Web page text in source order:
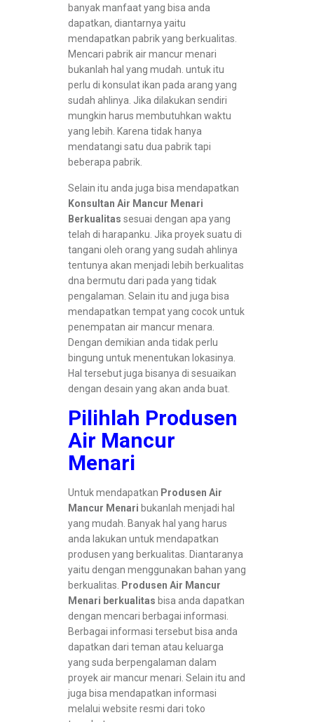
banyak manfaat yang bisa anda
dapatkan, diantarnya yaitu
mendapatkan pabrik yang berkualitas.
Mencari pabrik air mancur menari
bukanlah hal yang mudah. untuk itu
perlu di konsulat ikan pada arang yang
sudah ahlinya. Jika dilakukan sendiri
mungkin harus membutuhkan waktu
yang lebih. Karena tidak hanya
mendatangi satu dua pabrik tapi
beberapa pabrik.
Selain itu anda juga bisa mendapatkan
Konsultan Air Mancur Menari
Berkualitas sesuai dengan apa yang
telah di harapanku. Jika proyek suatu di
tangani oleh orang yang sudah ahlinya
tentunya akan menjadi lebih berkualitas
dna bermutu dari pada yang tidak
pengalaman. Selain itu and juga bisa
mendapatkan tempat yang cocok untuk
penempatan air mancur menara.
Dengan demikian anda tidak perlu
bingung untuk menentukan lokasinya.
Hal tersebut juga bisanya di sesuaikan
dengan desain yang akan anda buat.
Pilihlah Produsen
Air Mancur
Menari
Untuk mendapatkan Produsen Air
Mancur Menari bukanlah menjadi hal
yang mudah. Banyak hal yang harus
anda lakukan untuk mendapatkan
produsen yang berkualitas. Diantaranya
yaitu dengan menggunakan bahan yang
berkualitas.
Produsen Air Mancur
Menari berkualitas bisa anda dapatkan
dengan mencari berbagai informasi.
Berbagai informasi tersebut bisa anda
dapatkan dari teman atau keluarga
yang suda berpengalaman dalam
proyek air mancur menari. Selain itu and
juga bisa mendapatkan informasi
melalui website resmi dari toko